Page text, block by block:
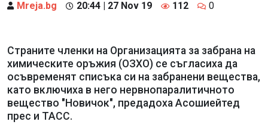
Mreja.bg 20:44 | 27 Nov 19 112 0
Страните членки на Организацията за забрана на
химическите оръжия (ОЗХО) се съгласиха да
осъвременят списъка си на забранени вещества,
като включиха в него нервнопаралитичното
вещество "Новичок", предадоха Асошиейтед
прес и ТАСС.